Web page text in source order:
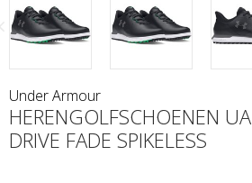
Under Armour
HERENGOLFSCHOENEN UA
DRIVE FADE SPIKELESS